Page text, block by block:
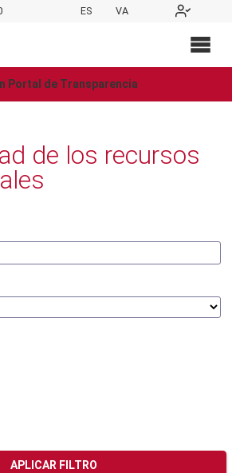
ES VA
Portal de Transparencia
de los recursos
APLICAR FILTRO